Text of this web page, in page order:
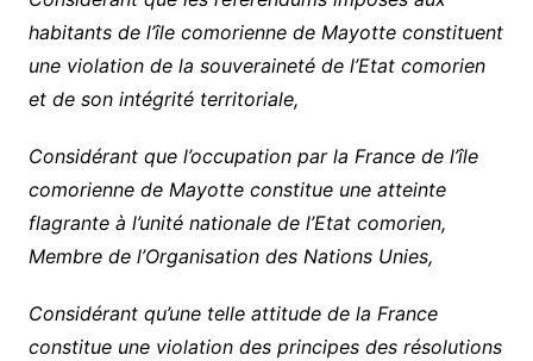
habitants de l’île comorienne de Mayotte constituent
une violation de la souveraineté de l’Etat comorien
et de son intégrité territoriale,
Considérant que l’occupation par la France de l’île
comorienne de Mayotte constitue une atteinte
flagrante à l’unité nationale de l’Etat comorien,
Membre de l’Organisation des Nations Unies,
Considérant qu’une telle attitude de la France
constitue une violation des principes des résolutions